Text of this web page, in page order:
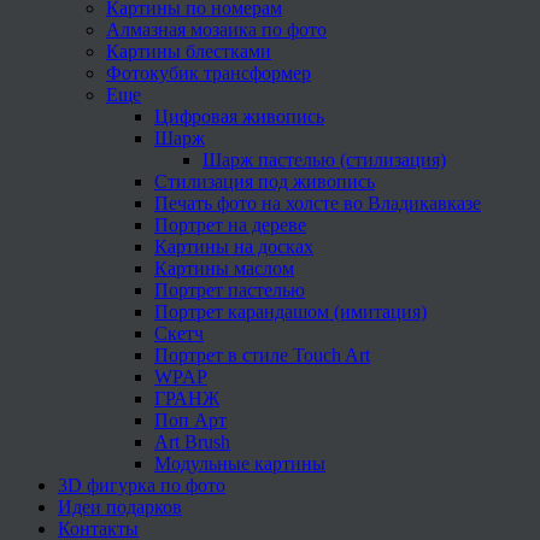
Картины по номерам
Алмазная мозаика по фото
Картины блестками
Фотокубик трансформер
Еще
Цифровая живопись
Шарж
Шарж пастелью (стилизация)
Стилизация под живопись
Печать фото на холсте во Владикавказе
Портрет на дереве
Картины на досках
Картины маслом
Портрет пастелью
Портрет карандашом (имитация)
Скетч
Портрет в стиле Touch Art
WPAP
ГРАНЖ
Поп Арт
Art Brush
Модульные картины
3D фигурка по фото
Идеи подарков
Контакты